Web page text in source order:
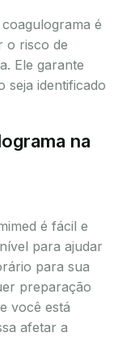
é
o risco de
Ele garante
seja identificado
na
é fácil e
para ajudar
para sua
preparação
você está
afetar a